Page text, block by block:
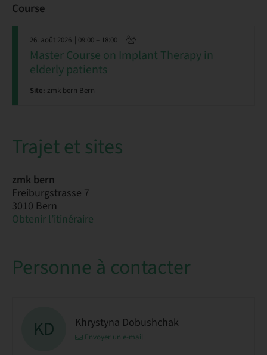
Course
26. août 2026 | 09:00 – 18:00
Master Course on Implant Therapy in
elderly patients
Site: zmk bern Bern
Trajet et sites
zmk bern
Freiburgstrasse 7
3010 Bern
Obtenir l’itinéraire
Personne à contacter
KD Khrystyna Dobushchak
Envoyer un e-mail